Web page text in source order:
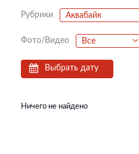
Рубрики Аквабайк
Фото/Видео Все
Выбрать дату
Ничего не найдено